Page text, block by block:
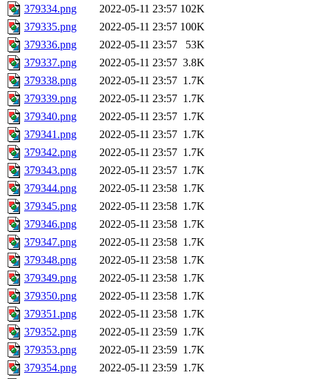
379334.png
2022-05-11 23:57 102K
379335.png
2022-05-11 23:57 100K
379336.png
2022-05-11 23:57
53K
379337.png
2022-05-11 23:57 3.8K
379338.png
2022-05-11 23:57 1.7K
379339.png
2022-05-11 23:57 1.7K
379340.png
2022-05-11 23:57 1.7K
379341.png
2022-05-11 23:57 1.7K
379342.png
2022-05-11 23:57 1.7K
379343.png
2022-05-11 23:57 1.7K
379344.png
2022-05-11 23:58 1.7K
379345.png
2022-05-11 23:58 1.7K
379346.png
2022-05-11 23:58 1.7K
379347.png
2022-05-11 23:58 1.7K
379348.png
2022-05-11 23:58 1.7K
379349.png
2022-05-11 23:58 1.7K
379350.png
2022-05-11 23:58 1.7K
379351.png
2022-05-11 23:58 1.7K
379352.png
2022-05-11 23:59 1.7K
379353.png
2022-05-11 23:59 1.7K
379354.png
2022-05-11 23:59 1.7K